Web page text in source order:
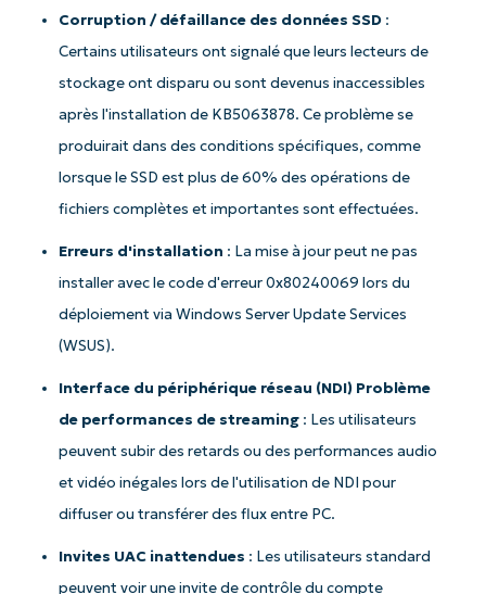
Corruption / défaillance des données SSD :
Certains utilisateurs ont signalé que leurs lecteurs de
stockage ont disparu ou sont devenus inaccessibles
après l'installation de KB5063878. Ce problème se
produirait dans des conditions spécifiques, comme
lorsque le SSD est plus de 60% des opérations de
fichiers complètes et importantes sont effectuées.
Erreurs d'installation : La mise à jour peut ne pas
installer avec le code d'erreur 0x80240069 lors du
déploiement via Windows Server Update Services
(WSUS).
Interface du périphérique réseau (NDI) Problème
de performances de streaming : Les utilisateurs
peuvent subir des retards ou des performances audio
et vidéo inégales lors de l'utilisation de NDI pour
diffuser ou transférer des flux entre PC.
Invites UAC inattendues : Les utilisateurs standard
peuvent voir une invite de contrôle du compte